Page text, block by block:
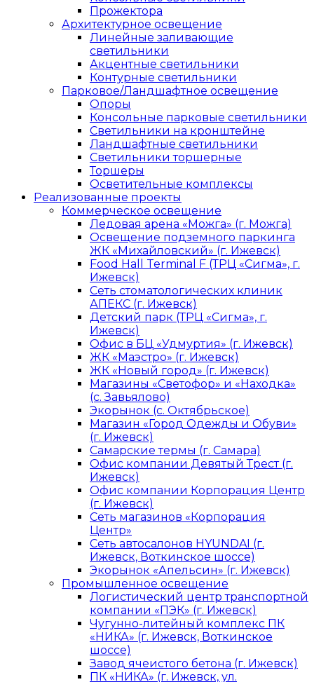
Прожектора
Архитектурное освещение
Линейные заливающие
светильники
Акцентные светильники
Контурные светильники
Парковое/Ландшафтное освещение
Опоры
Консольные парковые светильники
Светильники на кронштейне
Ландшафтные светильники
Светильники торшерные
Торшеры
Осветительные комплексы
Реализованные проекты
Коммерческое освещение
Ледовая арена «Можга» (г. Можга)
Освещение подземного паркинга
ЖК «Михайловский» (г. Ижевск)
Food Hall Terminal F (ТРЦ «Сигма», г.
Ижевск)
Сеть стоматологических клиник
АПЕКС (г. Ижевск)
Детский парк (ТРЦ «Сигма», г.
Ижевск)
Офис в БЦ «Удмуртия» (г. Ижевск)
ЖК «Маэстро» (г. Ижевск)
ЖК «Новый город» (г. Ижевск)
Магазины «Светофор» и «Находка»
(с. Завьялово)
Экорынок (с. Октябрьское)
Магазин «Город Одежды и Обуви»
(г. Ижевск)
Самарские термы (г. Самара)
Офис компании Девятый Трест (г.
Ижевск)
Офис компании Корпорация Центр
(г. Ижевск)
Сеть магазинов «Корпорация
Центр»
Сеть автосалонов HYUNDAI (г.
Ижевск, Воткинское шоссе)
Экорынок «Апельсин» (г. Ижевск)
Промышленное освещение
Логистический центр транспортной
компании «ПЭК» (г. Ижевск)
Чугунно-литейный комплекс ПК
«НИКА» (г. Ижевск, Воткинское
шоссе)
Завод ячеистого бетона (г. Ижевск)
ПК «НИКА» (г. Ижевск, ул.